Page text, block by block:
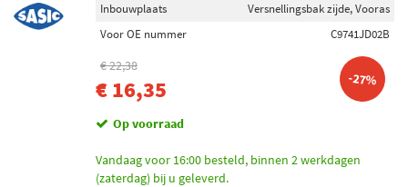
Inbouwplaats
Versnellingsbak zijde, Vooras
Voor OE nummer
C9741JD02B
€ 22,38
€ 16,35 -27%
Op voorraad
Vandaag voor 16:00 besteld, binnen 2 werkdagen
(zaterdag) bij u geleverd.